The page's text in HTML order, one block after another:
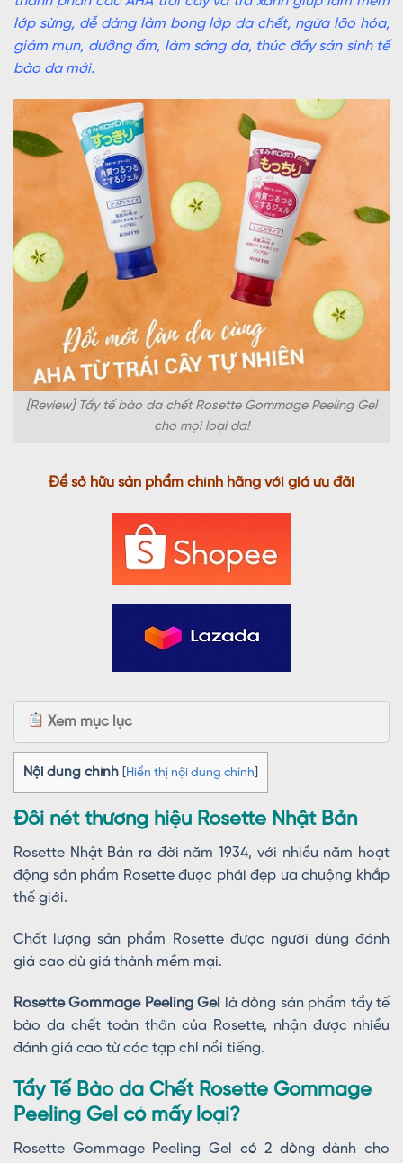
lớp sừng, dễ dàng làm bong lớp da chết, ngừa lão hóa,
giảm mụn, dưỡng ẩm, làm sáng da, thúc đẩy sản sinh tế
bào da mới.
[Review] Tẩy tế bào da chết Rosette Gommage Peeling Gel
cho mọi loại da!
Để sở hữu sản phẩm chính hãng với giá ưu đãi
Xem mục lục
Nội dung chính [ Hiển thị nội dung chính]
Đôi nét thương hiệu Rosette Nhật Bản
Rosette Nhật Bản ra đời năm 1934, với nhiều năm hoạt
động sản phẩm Rosette được phái đẹp ưa chuộng khắp
thế giới.
Chất lượng sản phẩm Rosette được người dùng đánh
giá cao dù giá thành mềm mại.
Rosette Gommage Peeling Gel
là dòng sản phẩm tẩy tế
bào da chết toàn thân của Rosette, nhận được nhiều
đánh giá cao từ các tạp chí nổi tiếng.
Tẩy Tế Bào da Chết Rosette Gommage
Peeling Gel có mấy loại?
Rosette Gommage Peeling Gel có 2 dòng dành cho